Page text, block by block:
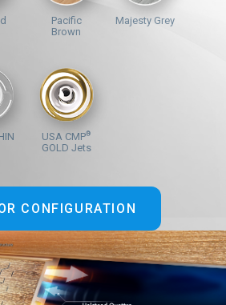
Pacific
Brown
Majesty Grey
USA CMP®
GOLD Jets
CONFIGURATION